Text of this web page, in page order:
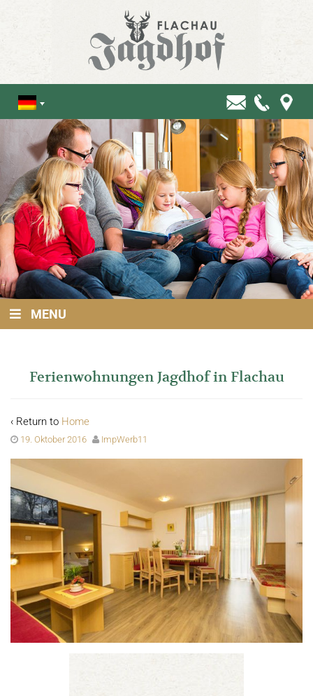
MENU
Ferienwohnungen Jagdhof in Flachau
‹ Return to Home
19. Oktober 2016 ImpWerb11